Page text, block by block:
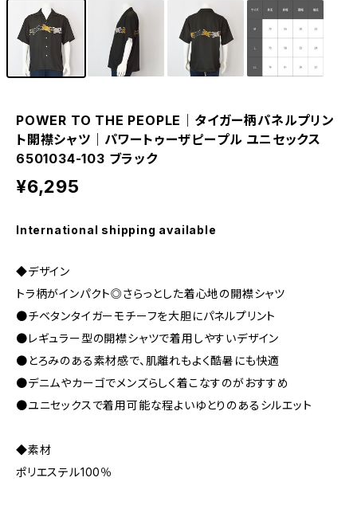
POWER TO THE PEOPLE｜タイガー柄パネルプリン
ト開襟シャツ｜パワートゥーザピープル ユニセックス
6501034-103 ブラック
¥6,295
International shipping available
◆デザイン
トラ柄がインパクト◎さらっとした着心地の開襟シャツ
●チベタンタイガーモチーフを大胆にパネルプリント
●レギュラー型の開襟シャツで着用しやすいデザイン
●とろみのある素材感で、肌離れもよく酷暑にも快適
●デニムやカーゴでメンズらしく着こなすのがおすすめ
●ユニセックスで着用可能な程よいゆとりのあるシルエット
◆素材
ポリエステル100％